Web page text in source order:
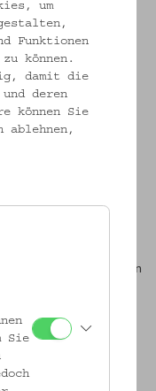
zeigt das
gestaltete
und 20. Jahrhundert.
der
und
Zeugnisse
ins 16. Jahrhundert
Reformatoren
akademisch-
mit im
zum Eintrag übergeben
Gepflogenheit
Statt gebundener
worin die
konnten.
um
Funktionen
können.
damit die
deren
können Sie
ablehnen,
Sie